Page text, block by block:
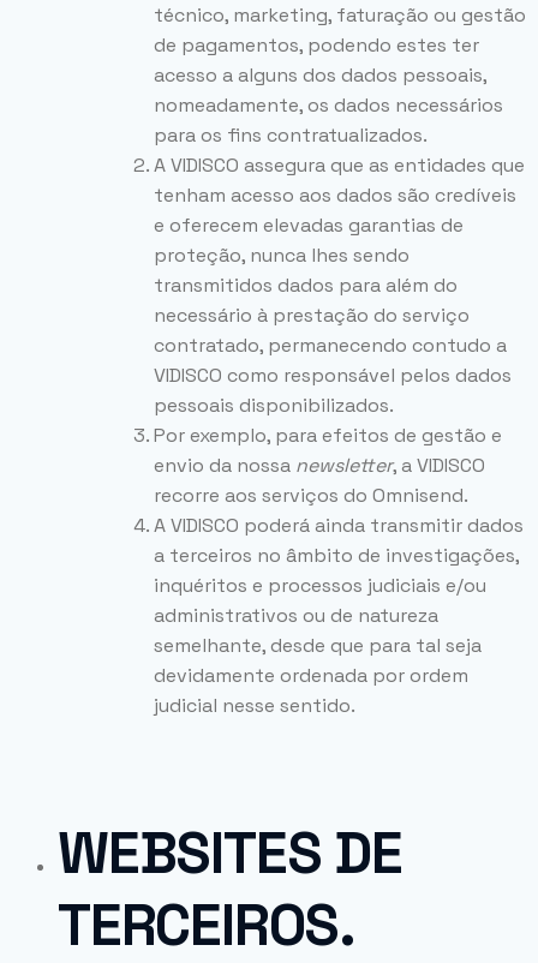
técnico, marketing, faturação ou gestão
de pagamentos, podendo estes ter
acesso a alguns dos dados pessoais,
nomeadamente, os dados necessários
para os fins contratualizados.
A VIDISCO assegura que as entidades que
tenham acesso aos dados são credíveis
e oferecem elevadas garantias de
proteção, nunca lhes sendo
transmitidos dados para além do
necessário à prestação do serviço
contratado, permanecendo contudo a
VIDISCO como responsável pelos dados
pessoais disponibilizados.
Por exemplo, para efeitos de gestão e
envio da nossa newsletter, a VIDISCO
recorre aos serviços do Omnisend.
A VIDISCO poderá ainda transmitir dados
a terceiros no âmbito de investigações,
inquéritos e processos judiciais e/ou
administrativos ou de natureza
semelhante, desde que para tal seja
devidamente ordenada por ordem
judicial nesse sentido.
WEBSITES DE
TERCEIROS.